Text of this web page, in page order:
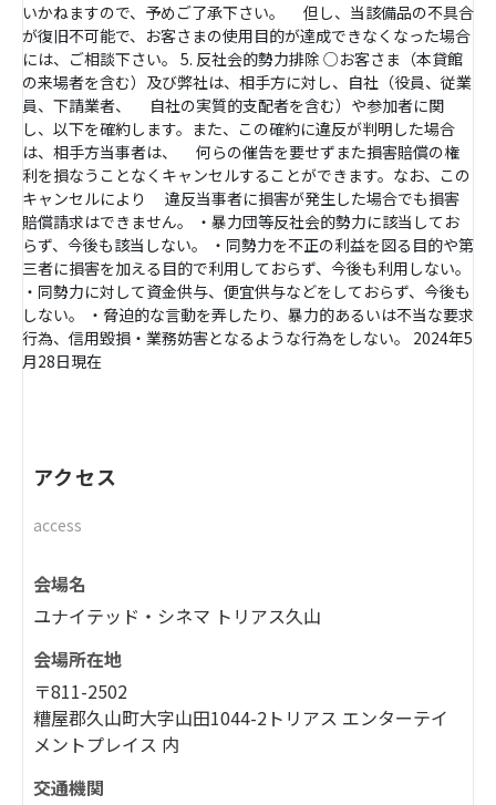
いかねますので、予めご了承下さい。 但し、当該備品の不具合
が復旧不可能で、お客さまの使用目的が達成できなくなった場合
には、ご相談下さい。 5. 反社会的勢力排除 ○お客さま（本貸館
の来場者を含む）及び弊社は、相手方に対し、自社（役員、従業
員、下請業者、 自社の実質的支配者を含む）や参加者に関
し、以下を確約します。また、この確約に違反が判明した場合
は、相手方当事者は、 何らの催告を要せずまた損害賠償の権
利を損なうことなくキャンセルすることができます。なお、この
キャンセルにより 違反当事者に損害が発生した場合でも損害
賠償請求はできません。 ・暴力団等反社会的勢力に該当してお
らず、今後も該当しない。 ・同勢力を不正の利益を図る目的や第
三者に損害を加える目的で利用しておらず、今後も利用しない。
・同勢力に対して資金供与、便宜供与などをしておらず、今後も
しない。 ・脅迫的な言動を弄したり、暴力的あるいは不当な要求
行為、信用毀損・業務妨害となるような行為をしない。 2024年5
月28日現在
アクセス
access
会場名
ユナイテッド・シネマ トリアス久山
会場所在地
〒811-2502
糟屋郡久山町大字山田1044-2トリアス エンターテイ
メントプレイス 内
交通機関